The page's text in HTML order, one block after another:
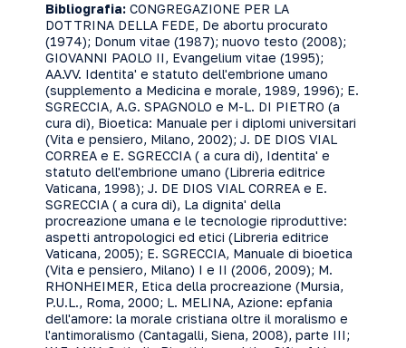
Bibliografia: CONGREGAZIONE PER LA
DOTTRINA DELLA FEDE, De abortu procurato
(1974); Donum vitae (1987); nuovo testo (2008);
GIOVANNI PAOLO II, Evangelium vitae (1995);
AA.VV. Identita' e statuto dell'embrione umano
(supplemento a Medicina e morale, 1989, 1996); E.
SGRECCIA, A.G. SPAGNOLO e M-L. DI PIETRO (a
cura di), Bioetica: Manuale per i diplomi universitari
(Vita e pensiero, Milano, 2002); J. DE DIOS VIAL
CORREA e E. SGRECCIA ( a cura di), Identita' e
statuto dell'embrione umano (Libreria editrice
Vaticana, 1998); J. DE DIOS VIAL CORREA e E.
SGRECCIA ( a cura di), La dignita' della
procreazione umana e le tecnologie riproduttive:
aspetti antropologici ed etici (Libreria editrice
Vaticana, 2005); E. SGRECCIA, Manuale di bioetica
(Vita e pensiero, Milano) I e II (2006, 2009); M.
RHONHEIMER, Etica della procreazione (Mursia,
P.U.L., Roma, 2000; L. MELINA, Azione: epfania
dell'amore: la morale cristiana oltre il moralismo e
l'antimoralismo (Cantagalli, Siena, 2008), parte III;